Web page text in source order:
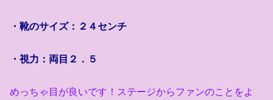
・靴のサイズ：２４センチ
・視力：両目２．５
めっちゃ目が良いです！ステージからファンのことをよ